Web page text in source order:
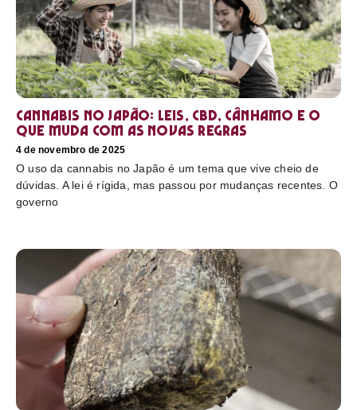
Cannabis no Japão: leis, CBD, cânhamo e o
que muda com as novas regras
4 de novembro de 2025
O uso da cannabis no Japão é um tema que vive cheio de
dúvidas. A lei é rígida, mas passou por mudanças recentes. O
governo